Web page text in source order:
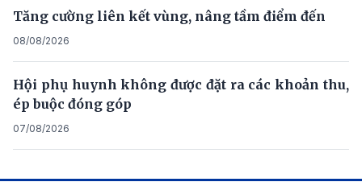
Tăng cường liên kết vùng, nâng tầm điểm đến
08/08/2026
Hội phụ huynh không được đặt ra các khoản thu,
ép buộc đóng góp
07/08/2026